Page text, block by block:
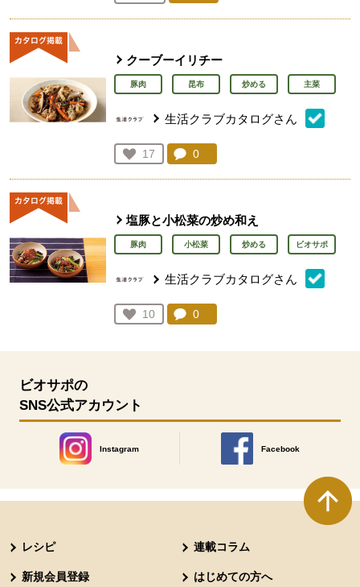
人が登録
クーブーイリチー
豚肉 昆布 炒める 主菜
生活クラブカタログさん
お気に入り登録：
17
人が登録
コメント：
0
塩豚と小松菜の炒め和え
豚肉 小松菜 炒める ビオサポ
生活クラブカタログさん
お気に入り登録：
10
人が登録
コメント：
0
ビオサポの
SNS公式アカウント
Instagram
別のウィンドウで開きます。
Facebook
別のウィンドウで開きます
レシピ 連載コラム
新規会員登録 はじめての方へ